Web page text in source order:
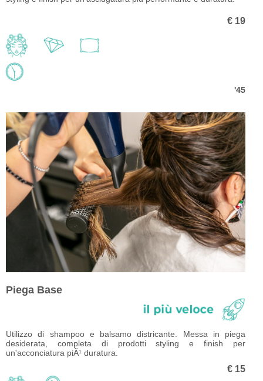
€ 19
'45
Piega Base
Utilizzo di shampoo e balsamo districante. Messa in piega
desiderata, completa di prodotti styling e finish per
un'acconciatura piÃ¹ duratura.
€ 15